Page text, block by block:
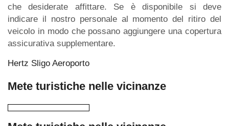
che desiderate affittare. Se è disponibile si deve
indicare il nostro personale al momento del ritiro del
veicolo in modo che possano aggiungere una copertura
assicurativa supplementare.
Hertz Sligo Aeroporto
Mete turistiche nelle vicinanze